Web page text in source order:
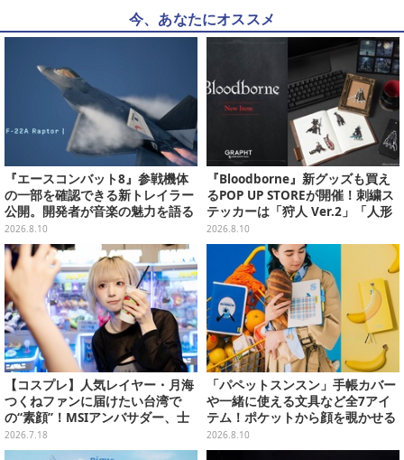
今、あなたにオススメ
『エースコンバット8』参戦機体
の一部を確認できる新トレイラー
公開。開発者が音楽の魅力を語る
インタビュー第2弾も
2026.8.10
『Bloodborne』新グッズも買え
るPOP UP STOREが開催！刺繍ス
テッカーは「狩人 Ver.2」「人形
Ver.2」「時計塔のマリア Ver.2」
の3種類
2026.8.10
【コスプレ】人気レイヤー・月海
つくねファンに届けたい台湾で
の“素顔”！MSIアンバサダー、士
林夜市ではエビ6匹＆荷物番に大
奮闘【写真27枚】
2026.7.18
「パペットスンスン」手帳カバー
や一緒に使える文具など全7アイ
テム！ポケットから顔を覗かせる
スンスンほか遊び心満載のデザイ
ン
2026.8.10